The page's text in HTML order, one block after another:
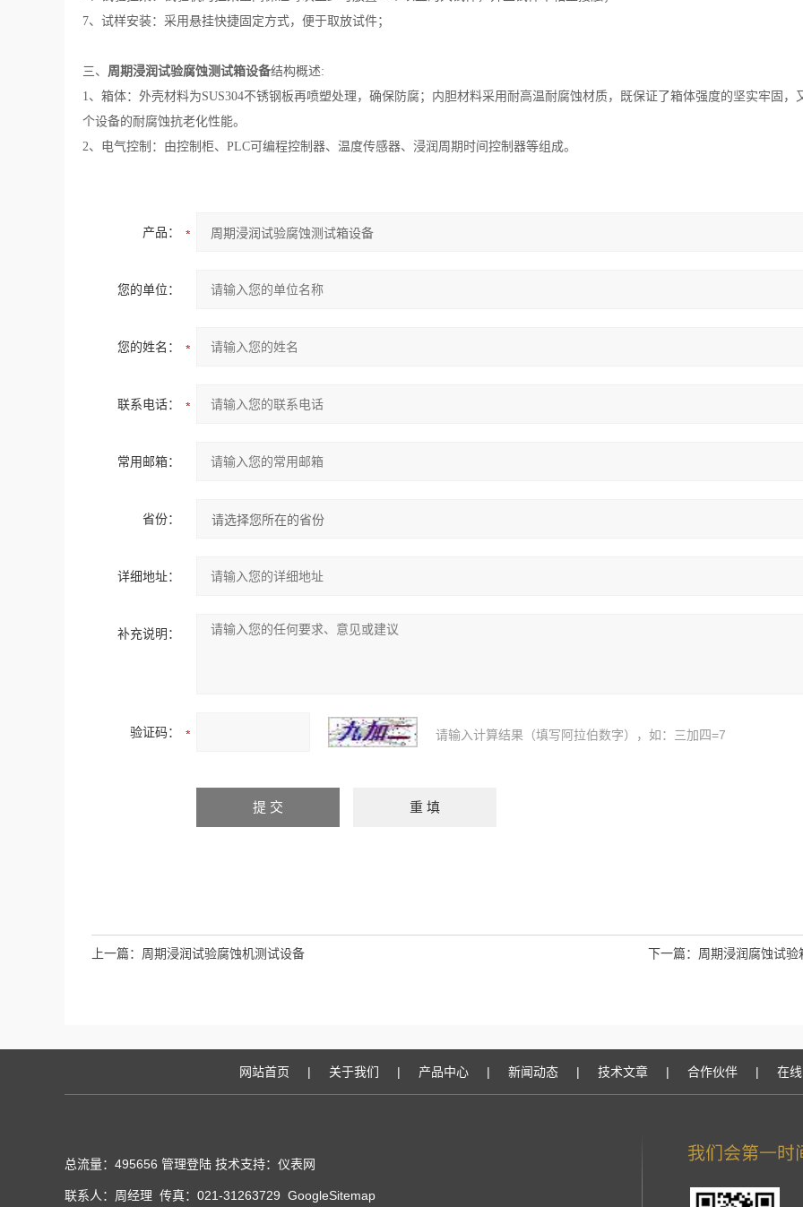
7、试样安装：采用悬挂快捷固定方式，便于取放试件；
三、 周期浸润试验腐蚀测试箱设备结构概述:
1、箱体：外壳材料为SUS304不锈钢板再喷塑处理，确保防腐；内胆材料采用耐高温耐腐蚀材质，既保证了箱体强度的坚实牢固，
个设备的耐腐蚀抗老化性能。
2、电气控制：由控制柜、PLC可编程控制器、温度传感器、浸润周期时间控制器等组成。
产品：
您的单位：
您的姓名：
联系电话：
常用邮箱：
省份：
详细地址：
补充说明：
验证码： 请输入计算结果（填写阿拉伯数字），如：三加四=7
上一篇： 周期浸润试验腐蚀机测试设备 下一篇： 周期浸润腐蚀试验
网站首页 | 关于我们 | 产品中心 | 新闻动态 | 技术文章 | 合作伙伴 | 在
总流量：495656 管理登陆 技术支持： 仪表网
联系人：周经理 传真：021-31263729 GoogleSitemap